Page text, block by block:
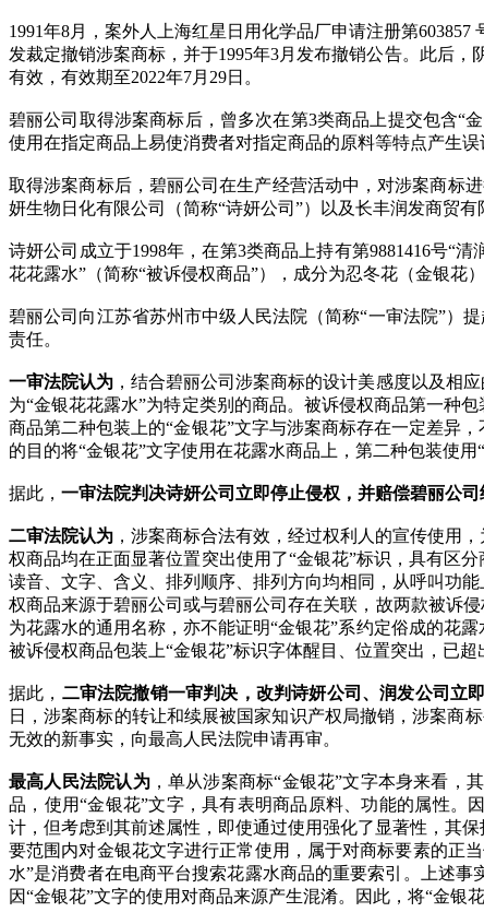
1991年8月，案外人上海红星日用化学品厂申请注册第
发裁定撤销涉案商标，并于1995年3月发布撤销公告。此后
有效，有效期至2022年7月29日。
碧丽公司取得涉案商标后，曾多次在第3类商品上提交包含“
使用在指定商品上易使消费者对指定商品的原料等特点产生误
取得涉案商标后，碧丽公司在生产经营活动中，对涉案商标
妍生物日化有限公司（简称“诗妍公司”）以及长丰润发商贸有
诗妍公司成立于1998年，在第3类商品上持有第9881416号“
花花露水”（简称“被诉侵权商品”），成分为忍冬花（金银花
碧丽公司向江苏省苏州市中级人民法院（简称“一审法院”）
责任。
一审法院认为 ，结合碧丽公司涉案商标的设计美感度以及相
为“金银花花露水”为特定类别的商品。被诉侵权商品第一种
商品第二种包装上的“金银花”文字与涉案商标存在一定差异
的目的将“金银花”文字使用在花露水商品上，第二种包装使
据此， 一审法院判决诗妍公司立即停止侵权，并赔偿碧丽公
二审法院认为 ，涉案商标合法有效，经过权利人的宣传使用
权商品均在正面显著位置突出使用了“金银花”标识，具有区
读音、文字、含义、排列顺序、排列方向均相同，从呼叫功
权商品来源于碧丽公司或与碧丽公司存在关联，故两款被诉
为花露水的通用名称，亦不能证明“金银花”系约定俗成的花
被诉侵权商品包装上“金银花”标识字体醒目、位置突出，已
据此， 二审法院撤销一审判决，改判诗妍公司、润发公司立
日，涉案商标的转让和续展被国家知识产权局撤销，涉案商
无效的新事实，向最高人民法院申请再审。
最高人民法院认为，单从涉案商标“金银花”文字本身来看，
品，使用“金银花”文字，具有表明商品原料、功能的属性。
计，但考虑到其前述属性，即使通过使用强化了显著性，其
要范围内对金银花文字进行正常使用，属于对商标要素的正
水”是消费者在电商平台搜索花露水商品的重要索引。上述
因“金银花”文字的使用对商品来源产生混淆。因此，将“金银